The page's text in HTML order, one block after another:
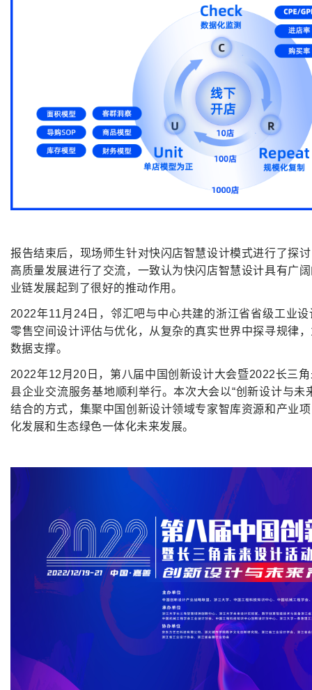
报告结束后，现场师生针对快闪店智慧设计模式进行了探
高质量发展进行了交流，一致认为快闪店智慧设计具有广
业链发展起到了很好的推动作用。
2022年11月24日，邻汇吧与中心共建的浙江省省级工业
零售空间设计评估与优化，从复杂的真实世界中探寻规律
数据支撑。
2022年12月20日，第八届中国创新设计大会暨2022长三
县企业交流服务基地顺利举行。本次大会以“创新设计与未
结合的方式，集聚中国创新设计领域专家智库资源和产业
化发展和生态绿色一体化未来发展。